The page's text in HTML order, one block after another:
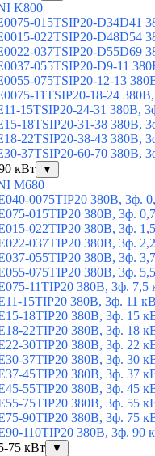
K800
015TSIP20-D34D41
022TSIP20-D48D54
037TSIP20-D55D69
055TSIP20-D9-11
075TSIP20-12-13
11TSIP20-18-24
15TSIP20-24-31 380В,
18TSIP20-31-38 380В,
22TSIP20-38-43 380В,
37TSIP20-60-70 380В,
кВт
▼
M680
0075TIP20 380В, 3ф.
015TIP20 380В, 3ф.
022TIP20 380В, 3ф.
037TIP20 380В, 3ф.
055TIP20 380В, 3ф.
075TIP20 380В, 3ф.
11TIP20 380В, 3ф. 7,5
15TIP20 380В, 3ф. 11
18TIP20 380В, 3ф. 15
22TIP20 380В, 3ф. 18
30TIP20 380В, 3ф. 22
37TIP20 380В, 3ф. 30
45TIP20 380В, 3ф. 37
55TIP20 380В, 3ф. 45
75TIP20 380В, 3ф. 55
90TIP20 380В, 3ф. 75
110TIP20 380В, 3ф. 90
75 кВт
▼